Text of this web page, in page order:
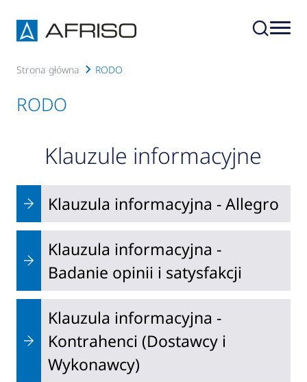
Strona główna RODO
RODO
Klauzule informacyjne
Klauzula informacyjna - Allegro
Klauzula informacyjna -
Badanie opinii i satysfakcji
Klauzula informacyjna -
Kontrahenci (Dostawcy i
Wykonawcy)